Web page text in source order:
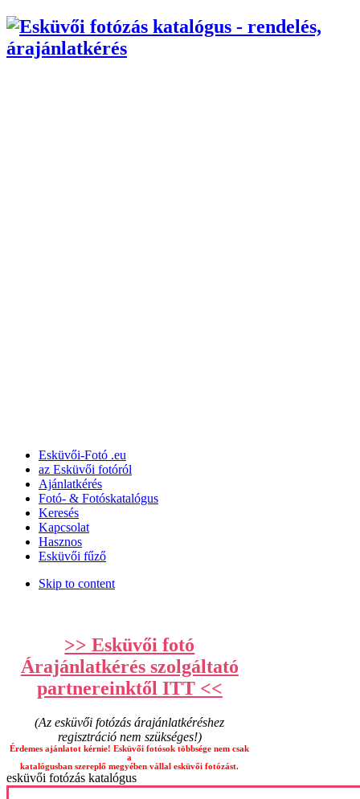
Esküvői-Fotó ­­.eu
az Esküvői fotóról
Ajánlatkérés
Fotó- & Fotóskatalógus
Keresés
Kapcsolat
Hasznos
Esküvői fűző
Skip to content
>> Esküvői fotó
Árajánlatkérés szolgáltató
partnereinktől ITT <<
(Az esküvői fotózás árajánlatkéréshez
regisztráció nem szükséges!)
Érdemes ajánlatot kérnie! Esküvői fotósok többsége nem csak
a
katalógusban szereplő megyében vállal esküvői fotózást.
esküvői fotózás katalógus